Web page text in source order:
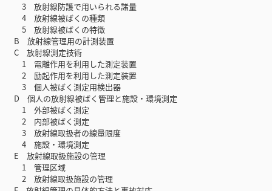
3 放射線防護で用いられる諸量
4 放射線被ばくの種類
5 放射線被ばくの特徴
B 放射線管理用の計測装置
C 放射線測定技術
1 電離作用を利用した測定装置
2 励起作用を利用した測定装置
3 個人被ばく測定用検出器
D 個人の放射線被ばく管理と施設・環境測定
1 外部被ばく測定
2 内部被ばく測定
3 放射線取扱者の線量限度
4 施設・環境測定
E 放射線取扱施設の管理
1 管理区域
2 放射線取扱施設の管理